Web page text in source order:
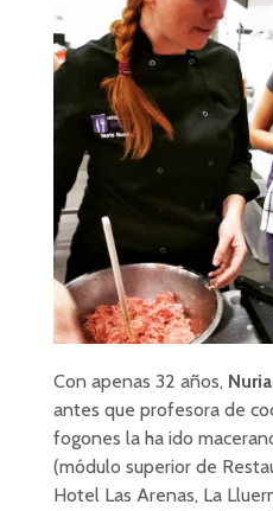
Con apenas 32 años,
antes que profesora de
fogones la ha ido
(módulo superior de
Hotel Las Arenas, La